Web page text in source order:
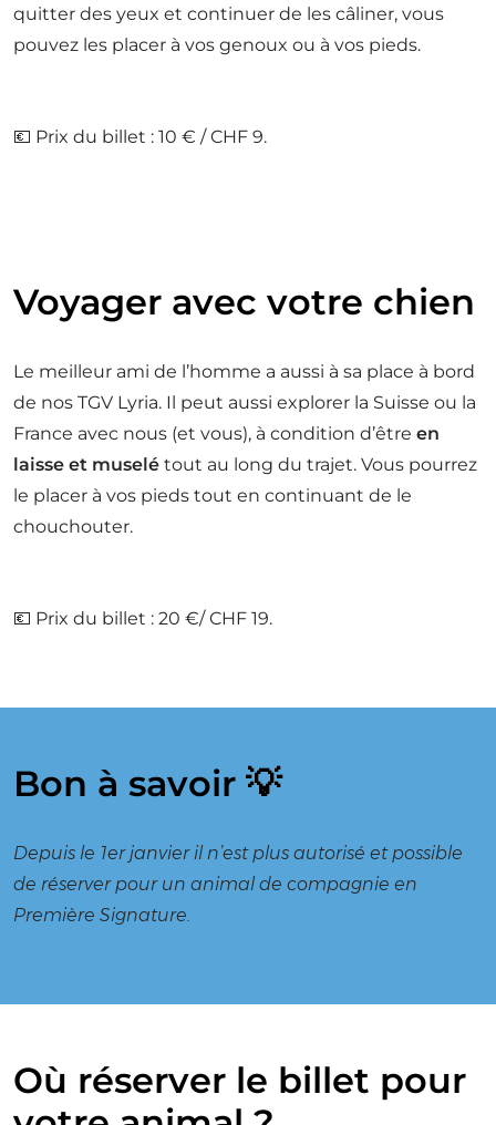
quitter des yeux et continuer de les câliner, vous
pouvez les placer à vos genoux ou à vos pieds.
💶 Prix du billet : 10 € / CHF 9.
Voyager avec votre chien
Le meilleur ami de l’homme a aussi à sa place à bord
de nos TGV Lyria. Il peut aussi explorer la Suisse ou la
France avec nous (et vous), à condition d’être en
laisse et muselé tout au long du trajet. Vous pourrez
le placer à vos pieds tout en continuant de le
chouchouter.
💶 Prix du billet : 20 €/ CHF 19.
Bon à savoir 💡
Depuis le 1er janvier il n’est plus autorisé et possible
de réserver pour un animal de compagnie en
Première Signature.
Où réserver le billet pour